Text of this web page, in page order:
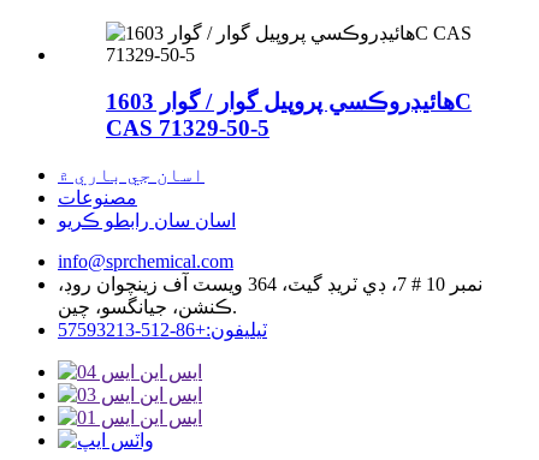
هائيڊروڪسي پروپيل گوار / گوار 1603C
CAS 71329-50-5
اسان جي باري ۾
مصنوعات
اسان سان رابطو ڪريو
info@sprchemical.com
نمبر 10 # 7، ڊي ٽريڊ گيٽ، 364 ويسٽ آف زينچوان روڊ،
ڪنشن، جيانگسو، چين.
ٽيليفون:+86-512-57593213